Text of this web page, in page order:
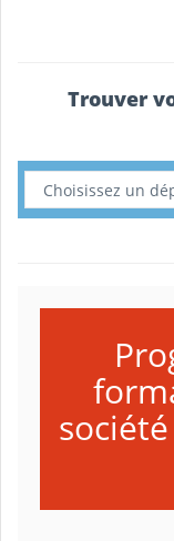
Trouver